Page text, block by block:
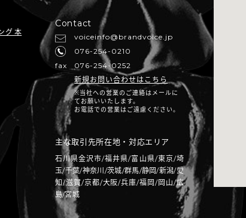
グ 本
Contact
voiceinfo@brandvoice.jp
076-254-0210
fax
076-254-0252
新規お問い合わせはこちら
※当社への営業のご連絡はメールに
てお願いいたします。
お電話での営業はご遠慮ください。
主な取引先所在地・対応エリア
石川県金沢市/福井県/富山県/東京/埼
玉/千葉/神奈川/茨城/群馬/静岡/新潟/愛
知/滋賀/京都/大阪/兵庫/福岡/岡山/広
島/宮城